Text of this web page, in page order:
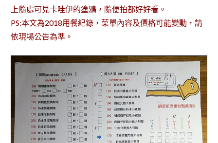
上隨處可見卡哇伊的塗鴉，隨便拍都好好看。
PS:本文為2018用餐紀錄，菜單內容及價格可能變動，請
依現場公告為準。